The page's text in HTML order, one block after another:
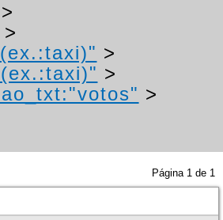
>
>
>
>
>
Página 1 de 1